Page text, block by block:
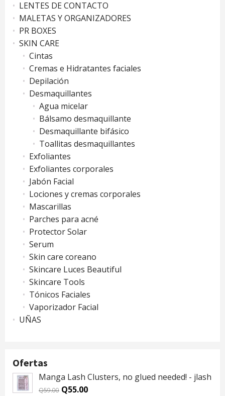
LENTES DE CONTACTO
MALETAS Y ORGANIZADORES
PR BOXES
SKIN CARE
Cintas
Cremas e Hidratantes faciales
Depilación
Desmaquillantes
Agua micelar
Bálsamo desmaquillante
Desmaquillante bifásico
Toallitas desmaquillantes
Exfoliantes
Exfoliantes corporales
Jabón Facial
Lociones y cremas corporales
Mascarillas
Parches para acné
Protector Solar
Serum
Skin care coreano
Skincare Luces Beautiful
Skincare Tools
Tónicos Faciales
Vaporizador Facial
UÑAS
Ofertas
Manga Lash Clusters, no glued needed! - jlash
Q59.00 Original
Q55.00Current